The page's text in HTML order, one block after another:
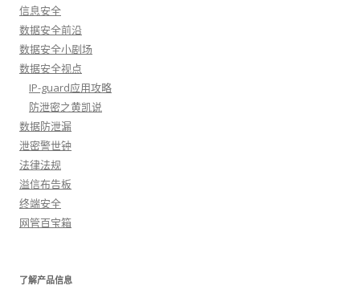
信息安全
数据安全前沿
数据安全小剧场
数据安全视点
IP-guard应用攻略
防泄密之黄凯说
数据防泄漏
泄密警世钟
法律法规
溢信布告板
终端安全
网管百宝箱
了解产品信息